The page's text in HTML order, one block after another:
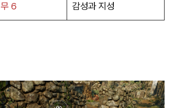
6 감성과 지성